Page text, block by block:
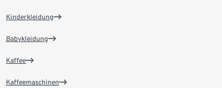
Kinderkleidung
Babykleidung
Kaffee
Kaffeemaschinen